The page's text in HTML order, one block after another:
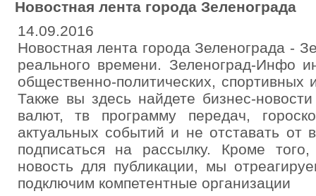
Новостная лента города Зеленограда
14.09.2016
Новостная лента города Зеленограда -
реального времени. Зеленоград-Инфо
общественно-политических, спортивных
Также вы здесь найдете бизнес-
валют, тв программу передач,
актуальных событий и не отставать от
подписаться на рассылку. Кроме
новость для публикации, мы
подключим компетентные организации